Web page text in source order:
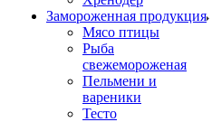
Замороженная продукция
Мясо птицы
Рыба
свежемороженая
Пельмени и
вареники
Тесто